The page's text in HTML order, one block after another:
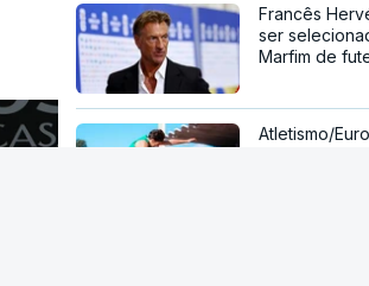
Francês
ser
Marfim de
Atletismo/